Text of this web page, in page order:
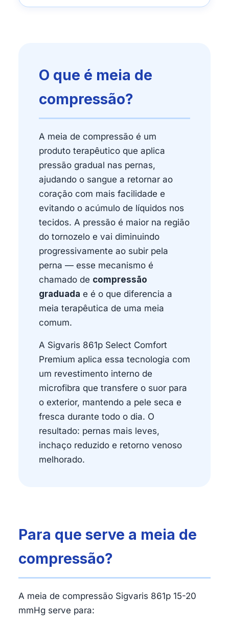
O que é meia de
compressão?
A meia de compressão é um
produto terapêutico que aplica
pressão gradual nas pernas,
ajudando o sangue a retornar ao
coração com mais facilidade e
evitando o acúmulo de líquidos nos
tecidos. A pressão é maior na região
do tornozelo e vai diminuindo
progressivamente ao subir pela
perna — esse mecanismo é
chamado de compressão
graduada e é o que diferencia a
meia terapêutica de uma meia
comum.
A Sigvaris 861p Select Comfort
Premium aplica essa tecnologia com
um revestimento interno de
microfibra que transfere o suor para
o exterior, mantendo a pele seca e
fresca durante todo o dia. O
resultado: pernas mais leves,
inchaço reduzido e retorno venoso
melhorado.
Para que serve a meia de
compressão?
A meia de compressão Sigvaris 861p 15-20
mmHg serve para: